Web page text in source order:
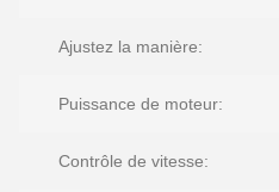
Ajustez la manière:
Puissance de moteur:
Contrôle de vitesse: